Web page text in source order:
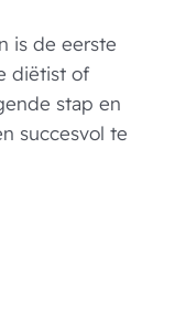
is de eerste
diëtist of
stap en
succesvol te